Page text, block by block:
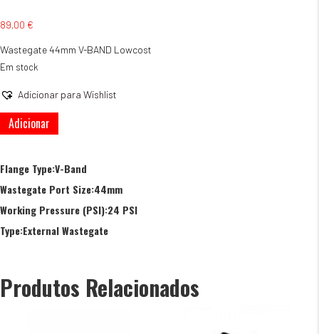
89,00 €
Wastegate 44mm V-BAND Lowcost
Em stock
Adicionar para Wishlist
Quantidade
de
V-
BAND
Lowcost
Adicionar
Flange Type:V-Band
Wastegate Port Size:44mm
Working Pressure (PSI):24 PSI
Type:External Wastegate
Produtos Relacionados